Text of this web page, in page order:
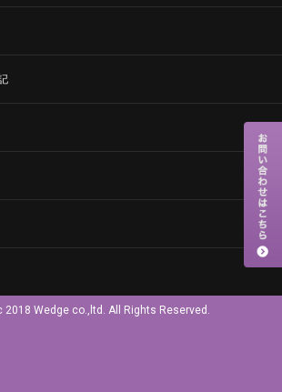
2018 Wedge co.,ltd. All Rights Reserved.